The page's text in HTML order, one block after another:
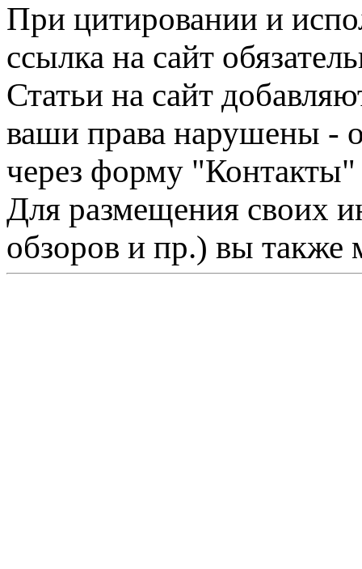
При цитировании и
ссылка на сайт
Статьи на сайт
ваши права нарушены -
через форму "Контакты"
Для размещения своих
обзоров и пр.) вы также